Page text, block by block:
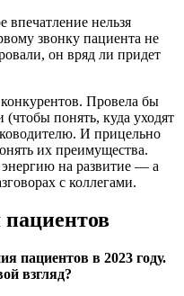
нельзя
звонку пациента не
он вряд ли придет
Провела бы
понять, куда уходят
И прицельно
их преимущества.
на развитие — а
с коллегами.
пациентов в 2023 году.
взгляд?